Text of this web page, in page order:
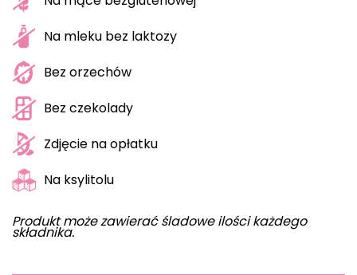
Na mleku bez laktozy
Bez orzechów
Bez czekolady
Zdjęcie na opłatku
Na ksylitolu
Produkt może zawierać śladowe ilości każdego
składnika.